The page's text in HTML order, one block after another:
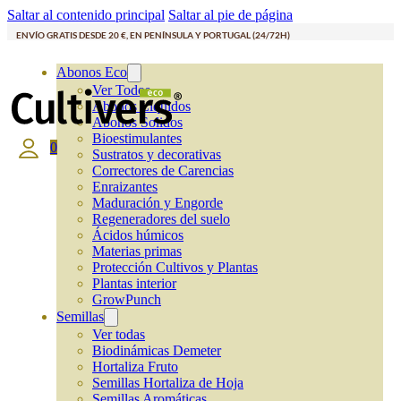
Saltar al contenido principal Saltar al pie de página
ENVÍO GRATIS DESDE 20 €, EN PENÍNSULA Y PORTUGAL (24/72H)
Abonos Eco
Ver Todos
Abonos Líquidos
Abonos Solidos
Bioestimulantes
Sustratos y decorativas
Correctores de Carencias
Enraizantes
Maduración y Engorde
Regeneradores del suelo
Ácidos húmicos
Materias primas
Protección Cultivos y Plantas
Plantas interior
GrowPunch
Semillas
Ver todas
Biodinámicas Demeter
Hortaliza Fruto
Semillas Hortaliza de Hoja
0